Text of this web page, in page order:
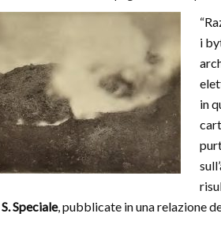
i
in
S. Speciale, pubblicate in una relazione